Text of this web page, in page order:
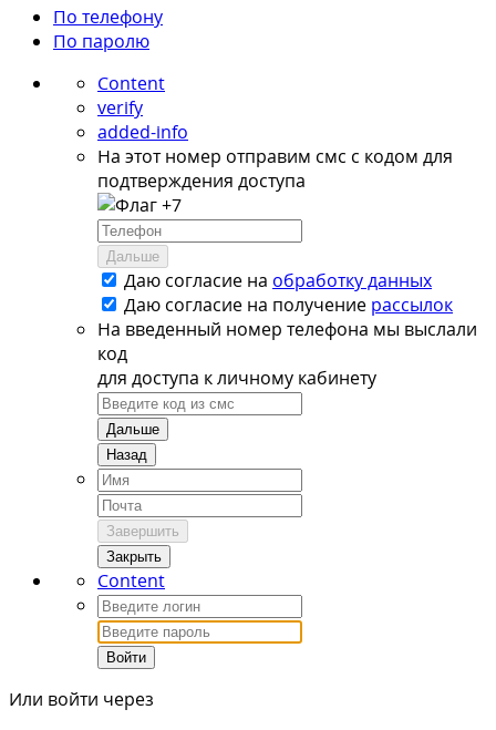
По телефону
По паролю
Content
verify
added-info
На этот номер отправим смс с кодом для
подтверждения доступа
+7
Дальше
Даю согласие на обработку данных
Даю согласие на получение рассылок
На введенный номер телефона мы выслали
код
для доступа к личному кабинету
Дальше
Назад
Завершить
Закрыть
Content
Войти
Или войти через